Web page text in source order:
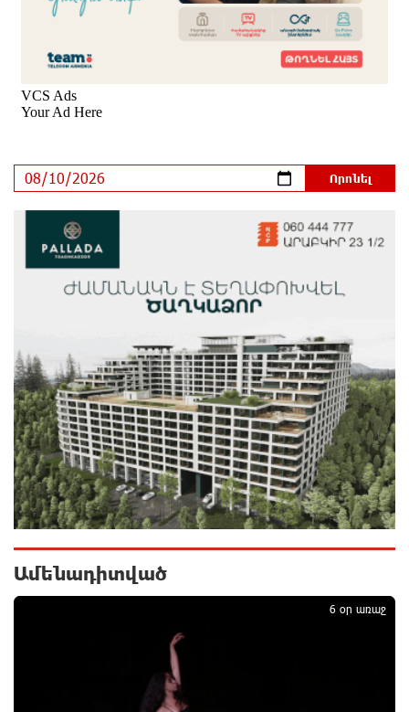
Սխալ հարցից ճիշտ պատասխան չի ծնվում. Մհեր
Պետությունը կարծիքներով չի կառավարվում. այն
կառավարվում է գիտելիքով ու
Ռուսաստանի ամենամեծ արևային
էլեկտրակայանը կկառուցվի Ամուրի մարզում
22 ժամ առաջ
Օգոստոսի 10-ից 13-ը գազանջատումներ են
Գերմանիայում ցույց է անցկացվել Մերցի
կառավարության դեմ
1 օր առաջ
Մոդին համաշխարհային ռեկորդ է սահմանել. 303
միլիոն դիտում՝ 24 ժամում
1 օր առաջ
23-ամյա ուսանողի մշակած հավելվածը
հարավկորեական App Store-ում շրջանցել է
Ռուսաստանի տարածքում ոչնչացվել է
ուկրաինական 360 անօդաչու թռչող սարք
Ամենադիտված
6 օր առաջ
1